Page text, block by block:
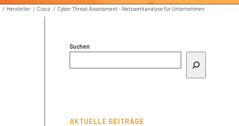
/ Hersteller / Cisco / Cyber Threat Assessment – Netzwerkanalyse für Unternehmen
Suchen
AKTUELLE BEITRÄGE